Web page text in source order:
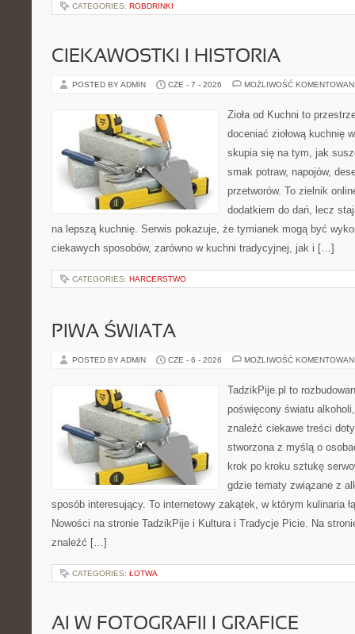
CATEGORIES: ROBDRINKI
CIEKAWOSTKI I HISTORIA
POSTED BY ADMIN CZE - 7 - 2026 MOŻLIWOŚĆ
Zioła od Kuchni to
doceniać ziołową kuchnię
skupia się na tym, jak
smak potraw, napojów,
przetworów. To zielnik
dodatkiem do dań, lecz
na lepszą kuchnię. Serwis pokazuje, że tymianek mogą być
ciekawych sposobów, zarówno w kuchni tradycyjnej, jak i […]
CATEGORIES: HARCERSTWO
PIWA ŚWIATA
POSTED BY ADMIN CZE - 6 - 2026 MOŻLIWOŚĆ
TadzikPije.pl to
poświęcony światu
znaleźć ciekawe treści
stworzona z myślą o
krok po kroku sztukę
gdzie tematy związane z
sposób interesujący. To internetowy zakątek, w którym kulinaria
Nowości na stronie TadzikPije i Kultura i Tradycje Picie. Na
znaleźć […]
CATEGORIES: ŁOTWA
AI W FOTOGRAFII I GRAFICE